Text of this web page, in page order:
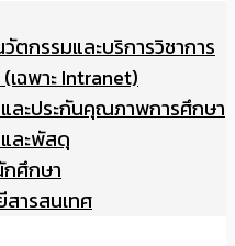
ตกรรมและบริการวิชาการ
เฉพาะ Intranet)
ละประกันคุณภาพการศึกษา
ละพัสดุ
ศึกษา
ารสนเทศ